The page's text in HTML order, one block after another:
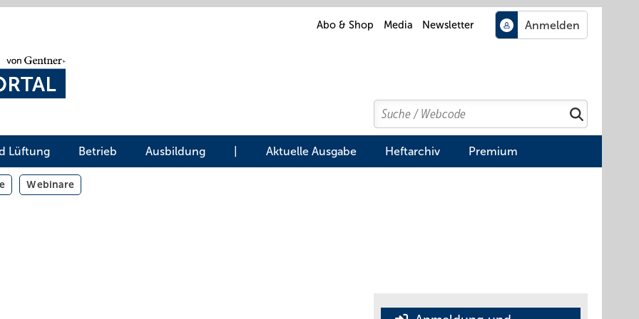
Abo & Shop Media Newsletter
Search
Suchen
Lüftung Betrieb Ausbildung Aktuelle Ausgabe Heftarchiv Premium
Webinare